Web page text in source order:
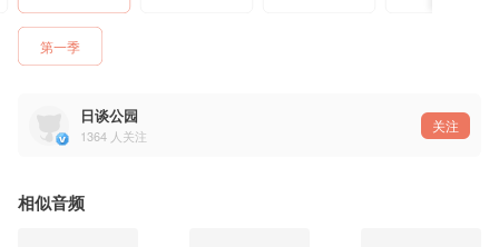
Il Giardino Armonico - Concerto for 2 Cellos in G minor RV531I Allegro
｜关注我们｜
微博：@日谈公园
小红书：日谈公园
即刻：日谈李小日
第一季
日谈公园
1364 人关注
关注
相似音频